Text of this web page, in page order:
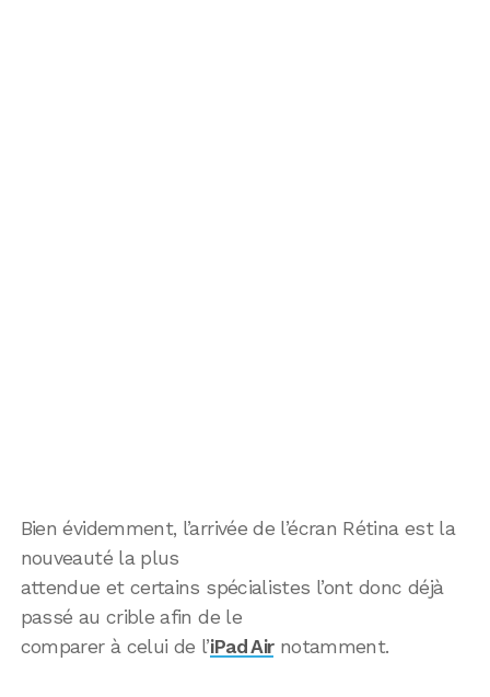
Bien évidemment, l’arrivée de l’écran Rétina est la
nouveauté la plus
attendue et certains spécialistes l’ont donc déjà
passé au crible afin de le
comparer à celui de l’iPad Airnotamment.